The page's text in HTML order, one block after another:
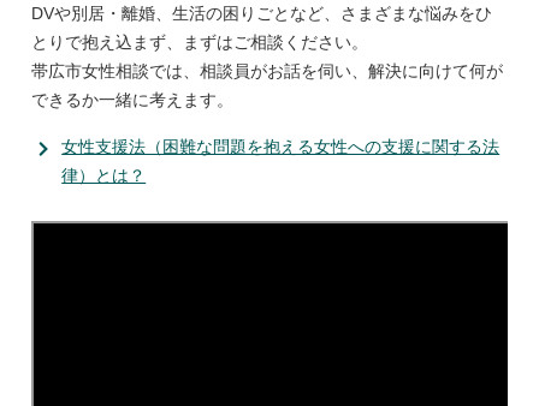
DVや別居・離婚、生活の困りごとなど、さまざまな悩みをひ
とりで抱え込まず、まずはご相談ください。
帯広市女性相談では、相談員がお話を伺い、解決に向けて何が
できるか一緒に考えます。
女性支援法（困難な問題を抱える女性への支援に関する法
律）とは？